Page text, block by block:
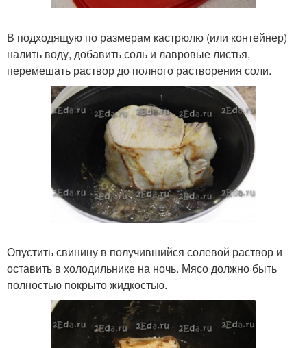
В подходящую по размерам кастрюлю (или контейнер)
налить воду, добавить соль и лавровые листья,
перемешать раствор до полного растворения соли.
Опустить свинину в получившийся солевой раствор и
оставить в холодильнике на ночь. Мясо должно быть
полностью покрыто жидкостью.